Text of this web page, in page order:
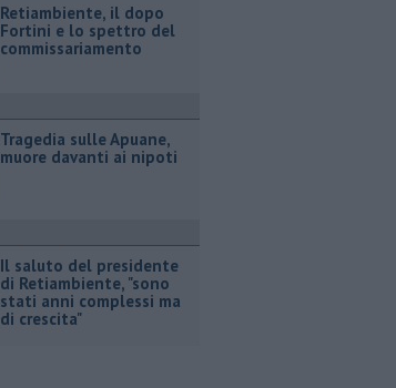
Retiambiente, il dopo
Fortini e lo spettro del
commissariamento
Tragedia sulle Apuane,
muore davanti ai nipoti
Il saluto del presidente
di Retiambiente, "sono
stati anni complessi ma
di crescita"